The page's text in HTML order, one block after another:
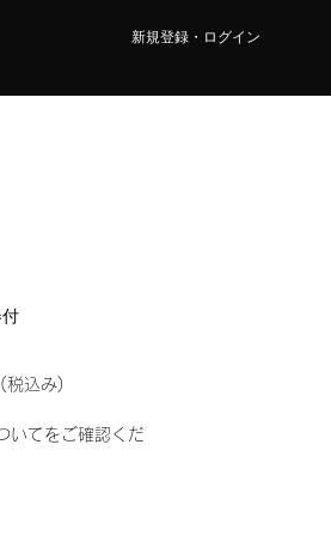
新規登録・ログイン
税込み)
いてをご確認くだ